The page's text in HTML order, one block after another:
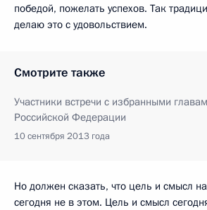
победой, пожелать успехов. Так
делаю это с удовольствием.
Смотрите также
Участники встречи с избранными
Российской Федерации
10 сентября 2013 года
Но должен сказать, что цель и смысл
сегодня не в этом. Цель и смысл